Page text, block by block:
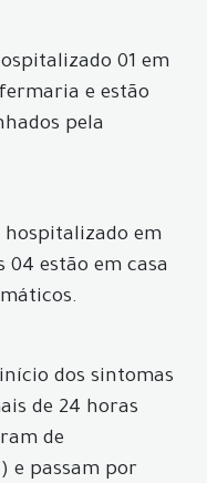
01 em
e estão
pela
hospitalizado em
estão em casa
dos sintomas
de 24 horas
de
e passam por